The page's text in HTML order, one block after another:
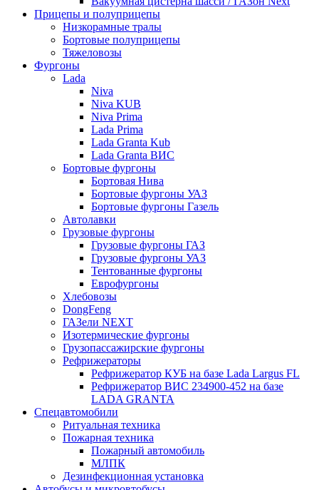
Прицепы и полуприцепы
Низкорамные тралы
Бортовые полуприцепы
Тяжеловозы
Фургоны
Lada
Niva
Niva KUB
Niva Prima
Lada Prima
Lada Granta Kub
Lada Granta ВИС
Бортовые фургоны
Бортовая Нива
Бортовые фургоны УАЗ
Бортовые фургоны Газель
Автолавки
Грузовые фургоны
Грузовые фургоны ГАЗ
Грузовые фургоны УАЗ
Тентованные фургоны
Еврофургоны
Хлебовозы
DongFeng
ГАЗели NEXT
Изотермические фургоны
Грузопассажирские фургоны
Рефрижераторы
Рефрижератор КУБ на базе Lada Largus FL
Рефрижератор ВИС 234900-452 на базе
LADA GRANTA
Спецавтомобили
Ритуальная техника
Пожарная техника
Пожарный автомобиль
МЛПК
Дезинфекционная установка